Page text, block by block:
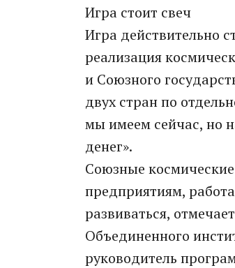
Игра стоит свеч
Игра действительно
реализация
и Союзного
двух стран по
мы имеем сейчас, но
денег».
Союзные
предприятиям,
развиваться,
Объединенного
руководитель